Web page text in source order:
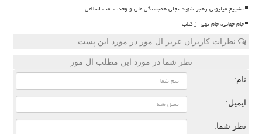
تشییع میلیونی رهبر شهید تجلی همبستگی ملی و وحدت امت اسلامی
جام جهانی، جام تهی از کتاب
نظرات کاربران عزیز ال مور در مورد این پست
نظر شما در مورد این مطلب ال مور
نام:
ایمیل:
نظر شما: